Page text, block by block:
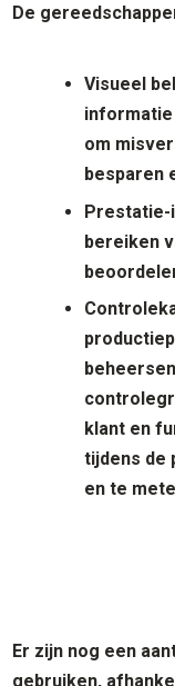
De
Visueel
om
besparen
Prestatie-
bereiken
klant en
tijdens de
en te
Er zijn nog een
gebruiken,